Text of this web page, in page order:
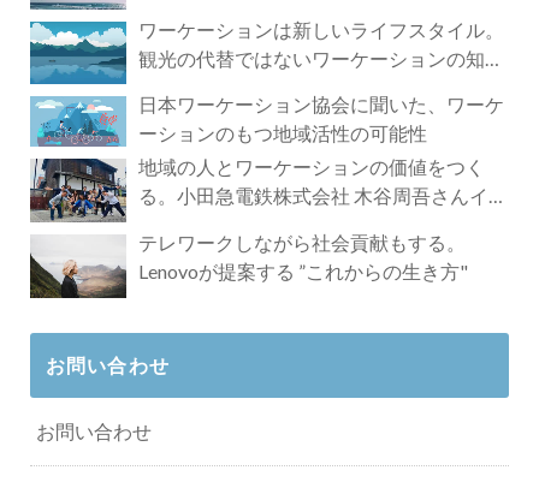
ワーケーションは新しいライフスタイル。
観光の代替ではないワーケーションの知ら
日本ワーケーション協会に聞いた、ワーケ
ーションのもつ地域活性の可能性
地域の人とワーケーションの価値をつく
る。小田急電鉄株式会社 木谷周吾さんイン
テレワークしながら社会貢献もする。
Lenovoが提案する ”これからの生き方"
お問い合わせ
お問い合わせ